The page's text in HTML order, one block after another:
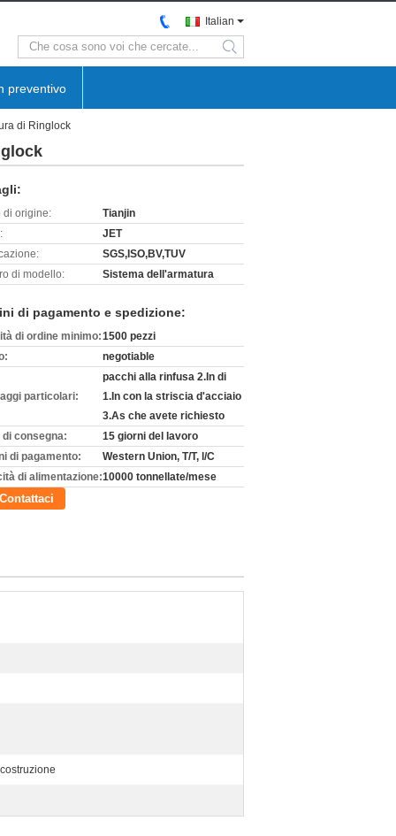
Italian
search
preventivo
di Ringlock
di origine:
Tianjin
JET
SGS,ISO,BV,TUV
di modello:
Sistema dell'armatura
di pagamento e spedizione:
di ordine minimo:1500 pezzi
negotiable
particolari:
pacchi alla rinfusa 2.In di
1.In con la striscia d'acciaio
3.As che avete richiesto
di consegna:
15 giorni del lavoro
di pagamento:
Western Union, T/T, l/C
di alimentazione:10000 tonnellate/mese
Contattaci